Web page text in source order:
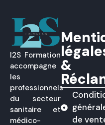
I2S Formation
accompagne
les
professionnels
du secteur
sanitaire et
médico-
&
de